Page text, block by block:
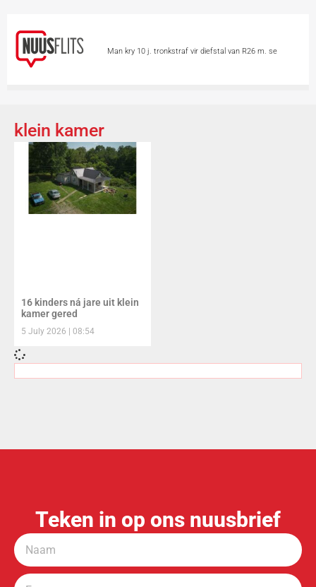
Man kry 10 j. tronkstraf vir diefstal van R26 m. se
minstens 6 lewens
Katdag
wiele?
klein kamer
16 kinders ná jare uit klein
kamer gered
5 July 2026 08:54
Teken in op ons nuusbrief